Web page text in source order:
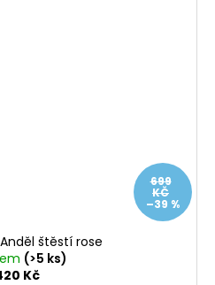
699
KČ
–39 %
štěstí rose
(>5 ks)
Kč